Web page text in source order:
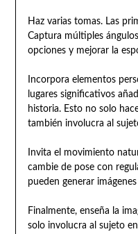
Haz varias tomas. Las
Captura múltiples
opciones y mejorar la
Incorpora elementos
lugares significativos
historia. Esto no solo
también involucra al
Invita el movimiento
cambie de pose con
pueden generar
Finalmente, enseña la
solo involucra al sujeto